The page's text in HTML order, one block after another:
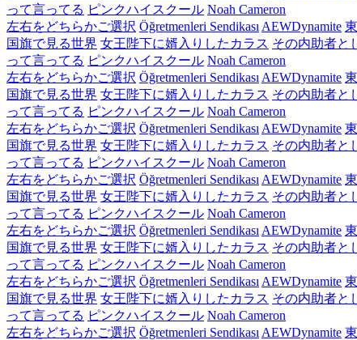
って言ってる ピンクハイスクール Noah Cameron
左右をどちらかご選択 Öğretmenleri Sendikası AEWDynamite
国旗で見る世界 女王陛下に婿入りしたカラス その内助者と
って言ってる ピンクハイスクール Noah Cameron
左右をどちらかご選択 Öğretmenleri Sendikası AEWDynamite
国旗で見る世界 女王陛下に婿入りしたカラス その内助者と
って言ってる ピンクハイスクール Noah Cameron
左右をどちらかご選択 Öğretmenleri Sendikası AEWDynamite
国旗で見る世界 女王陛下に婿入りしたカラス その内助者と
って言ってる ピンクハイスクール Noah Cameron
左右をどちらかご選択 Öğretmenleri Sendikası AEWDynamite
国旗で見る世界 女王陛下に婿入りしたカラス その内助者と
って言ってる ピンクハイスクール Noah Cameron
左右をどちらかご選択 Öğretmenleri Sendikası AEWDynamite
国旗で見る世界 女王陛下に婿入りしたカラス その内助者と
って言ってる ピンクハイスクール Noah Cameron
左右をどちらかご選択 Öğretmenleri Sendikası AEWDynamite
国旗で見る世界 女王陛下に婿入りしたカラス その内助者と
って言ってる ピンクハイスクール Noah Cameron
左右をどちらかご選択 Öğretmenleri Sendikası AEWDynamite